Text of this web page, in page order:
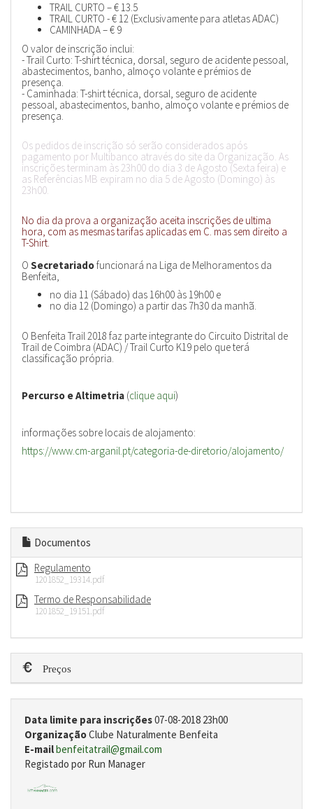
TRAIL CURTO – € 13.5
TRAIL CURTO - € 12 (Exclusivamente para atletas ADAC)
CAMINHADA – € 9
O valor de inscrição inclui:
- Trail Curto: T-shirt técnica, dorsal, seguro de acidente pessoal,
abastecimentos, banho, almoço volante e prémios de
presença.
- Caminhada: T-shirt técnica, dorsal, seguro de acidente
pessoal, abastecimentos, banho, almoço volante e prémios de
presença.
Os pedidos de inscrição só serão considerados após
pagamento por Multibanco através do site da Organização. As
inscrições terminam às 23h00 do dia 3 de Agosto (Sexta feira) e
as Referências MB expiram no dia 5 de Agosto (Domingo) às
23h00.
No dia da prova a organização aceita inscrições de ultima
hora, com as mesmas tarifas aplicadas em C. mas sem direito a
T-Shirt.
O Secretariadofuncionará na Liga de Melhoramentos da
Benfeita,
no dia 11 (Sábado) das 16h00 às 19h00 e
no dia 12 (Domingo) a partir das 7h30 da manhã.
O Benfeita Trail 2018 faz parte integrante do Circuito Distrital de
Trail de Coimbra (ADAC) / Trail Curto K19 pelo que terá
classificação própria.
Percurso e Altimetria (clique aqui)
informações sobre locais de alojamento:
https://www.cm-arganil.pt/categoria-de-diretorio/alojamento/
Documentos
Regulamento
1201852_19314.pdf
Termo de Responsabilidade
1201852_19151.pdf
Preços
Data limite para inscrições07-08-2018 23h00
OrganizaçãoClube Naturalmente Benfeita
E-mailbenfeitatrail@gmail.com
Registado por Run Manager